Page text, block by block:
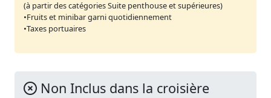
(à partir des catégories Suite penthouse et supérieures)
•Fruits et minibar garni quotidiennement
•Taxes portuaires
Non Inclus dans la croisière